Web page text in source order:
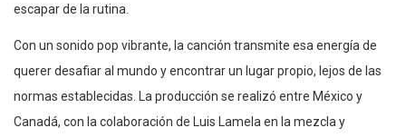
escapar de la rutina.
Con un sonido pop vibrante, la canción transmite esa energía de
querer desafiar al mundo y encontrar un lugar propio, lejos de las
normas establecidas. La producción se realizó entre México y
Canadá, con la colaboración de Luis Lamela en la mezcla y